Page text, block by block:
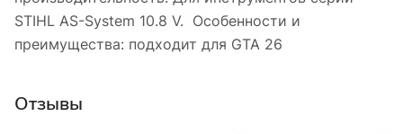
STIHL AS-System 10.8 V. Особенности и
преимущества: подходит для GTA 26
Отзывы